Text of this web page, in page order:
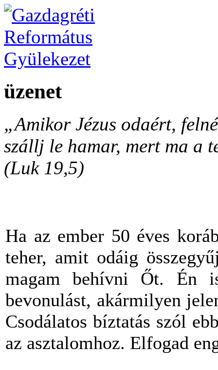
üzenet
„Amikor Jézus odaért,
szállj le hamar, mert ma a
(Luk 19,5)
Ha az ember 50 éves
teher, amit odáig
magam behívni Őt. Én
bevonulást, akármilyen
Csodálatos bíztatás szól
az asztalomhoz. Elfogad